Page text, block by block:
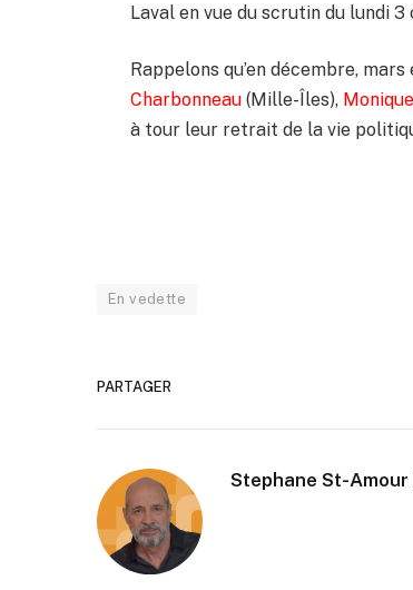
Laval en vue du scrutin du lundi 3
Rappelons qu’en décembre,
Charbonneau (Mille-Îles),
à tour leur retrait de la vie
En vedette
PARTAGER
Stephane St-